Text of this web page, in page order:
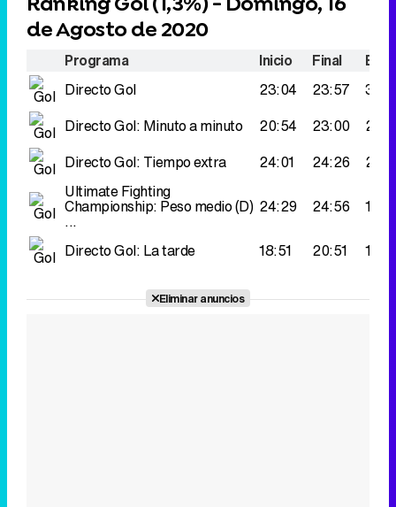
de Agosto de 2020
Programa Inicio Final
Directo Gol
23:04 23:57
Directo Gol: Minuto a minuto
20:54 23:00
Directo Gol: Tiempo extra
24:01 24:26
Ultimate Fighting
Championship: Peso medio (D)
...
24:29 24:56
Directo Gol: La tarde 18:51 20:51
Eliminar anuncios